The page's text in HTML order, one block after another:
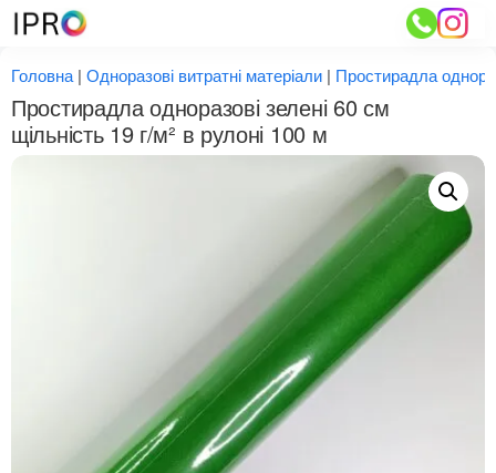
Перейти
до
Головна | Одноразові витратні матеріали | Простирадла
Простирадла одноразові зелені 60 см
щільність 19 г/м² в рулоні 100 м